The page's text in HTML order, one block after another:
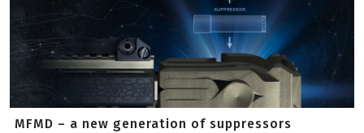
MFMD – a new generation of suppressors